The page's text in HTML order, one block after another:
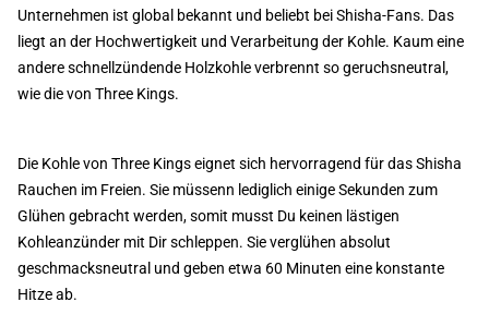
Unternehmen ist global bekannt und beliebt bei Shisha-Fans. Das
liegt an der Hochwertigkeit und Verarbeitung der Kohle. Kaum eine
andere schnellzündende Holzkohle verbrennt so geruchsneutral,
wie die von Three Kings.
Die Kohle von Three Kings eignet sich hervorragend für das Shisha
Rauchen im Freien. Sie müssenn lediglich einige Sekunden zum
Glühen gebracht werden, somit musst Du keinen lästigen
Kohleanzünder mit Dir schleppen. Sie verglühen absolut
geschmacksneutral und geben etwa 60 Minuten eine konstante
Hitze ab.